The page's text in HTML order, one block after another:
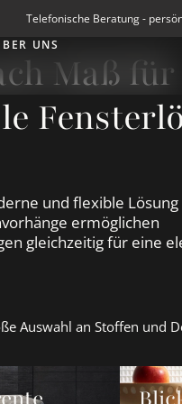
Telefonische Beratung -
UNS
Maß für
und flexible
ermöglichen
gleichzeitig für eine
Auswahl an Stoffen und
ansehen